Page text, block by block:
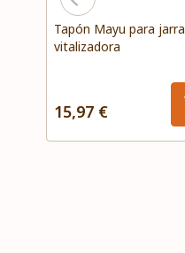
Tapón Mayu para jarra
vitalizadora
15,97 €